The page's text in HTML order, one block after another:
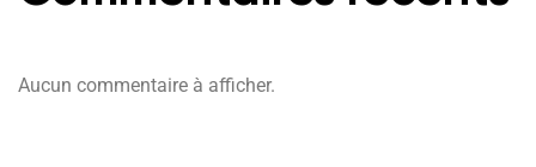
Aucun commentaire à afficher.